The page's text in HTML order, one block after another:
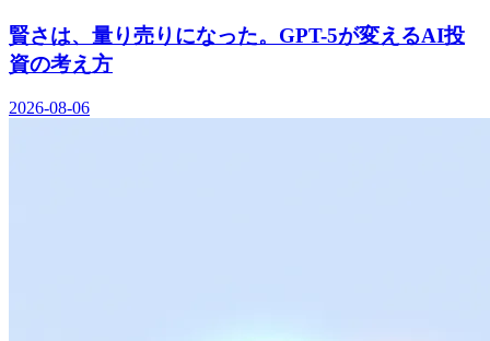
賢さは、量り売りになった。GPT-5が変えるAI投
資の考え方
2026-08-06